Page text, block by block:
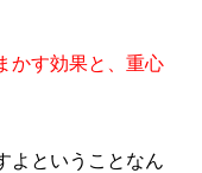
かす効果と、重心
よということなん